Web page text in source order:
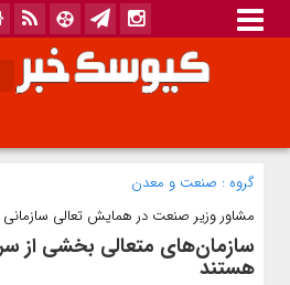
گروه : صنعت و معدن
مشاور وزیر صنعت در همایش تعالی
سازمان‌های متعالی بخشی از
هستند